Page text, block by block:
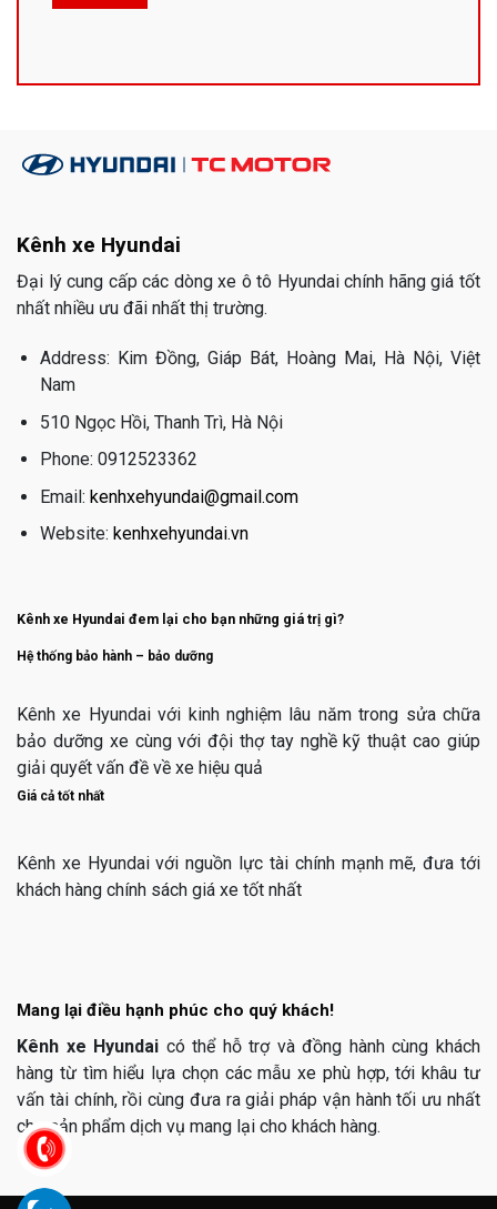
Kênh xe Hyundai
Đại lý cung cấp các dòng xe ô tô Hyundai chính hãng giá tốt
nhất nhiều ưu đãi nhất thị trường.
Address: Kim Đồng, Giáp Bát, Hoàng Mai, Hà Nội, Việt
Nam
510 Ngọc Hồi, Thanh Trì, Hà Nội
Phone: 0912523362
Email: kenhxehyundai@gmail.com
Website: kenhxehyundai.vn
Kênh xe Hyundai đem lại cho bạn những giá trị gì?
Hệ thống bảo hành – bảo dưỡng
Kênh xe Hyundai với kinh nghiệm lâu năm trong sửa chữa
bảo dưỡng xe cùng với đội thợ tay nghề kỹ thuật cao giúp
giải quyết vấn đề về xe hiệu quả
Giá cả tốt nhất
Kênh xe Hyundai với nguồn lực tài chính mạnh mẽ, đưa tới
khách hàng chính sách giá xe tốt nhất
Mang lại điều hạnh phúc cho quý khách!
Kênh xe Hyundai có thể hỗ trợ và đồng hành cùng khách
hàng từ tìm hiểu lựa chọn các mẫu xe phù hợp, tới khâu tư
vấn tài chính, rồi cùng đưa ra giải pháp vận hành tối ưu nhất
cho sản phẩm dịch vụ mang lại cho khách hàng.